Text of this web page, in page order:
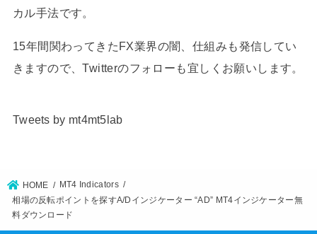
カル手法です。
15年間関わってきたFX業界の闇、仕組みも発信してい
きますので、Twitterのフォローも宜しくお願いします。
Tweets by mt4mt5lab
HOME
MT4 Indicators
相場の反転ポイントを探すA/Dインジケーター “AD” MT4インジケーター無
料ダウンロード